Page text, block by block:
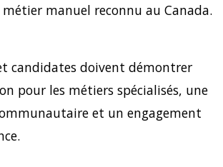
manuel reconnu au Canada.
candidates doivent démontrer
pour les métiers spécialisés, une
et un engagement